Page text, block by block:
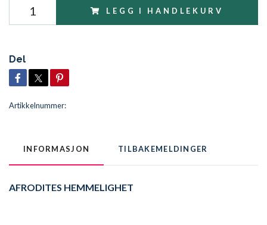
LEGG I HANDLEKURV
Del
Artikkelnummer:
INFORMASJON TILBAKEMELDINGER
AFRODITES HEMMELIGHET